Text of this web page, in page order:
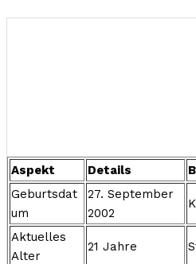
Aspekt Details
Geburtsdat
um
27. September
2002
Aktuelles
Alter
21 Jahre